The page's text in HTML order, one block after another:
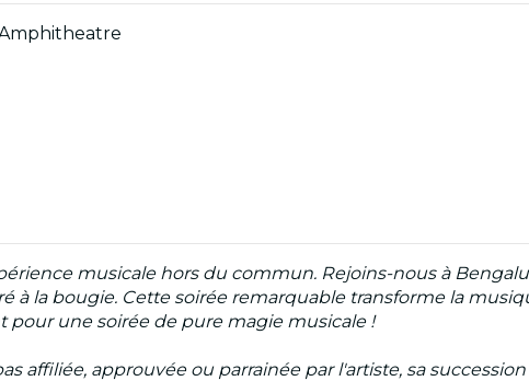
musicale hors du commun. Rejoins-nous à
à la bougie. Cette soirée remarquable transforme la
pour une soirée de pure magie musicale !
affiliée, approuvée ou parrainée par l'artiste, sa